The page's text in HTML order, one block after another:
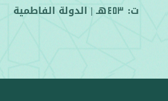
ت: 453هـ | الدولة الفاطمية